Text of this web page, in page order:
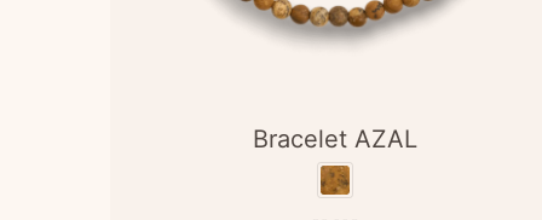
Bracelet AZAL